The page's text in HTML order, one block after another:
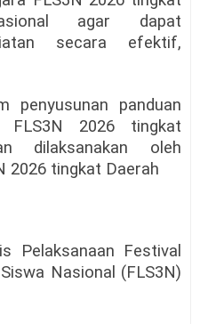
agar dapat
secara efektif,
penyusunan panduan
FLS3N 2026 tingkat
dilaksanakan oleh
2026 tingkat Daerah
Pelaksanaan Festival
Nasional (FLS3N)